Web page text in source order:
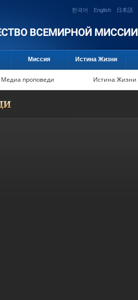
한국어 English 日本語
Миссия Истина Жизни
Медиа проповеди Истина Жизни